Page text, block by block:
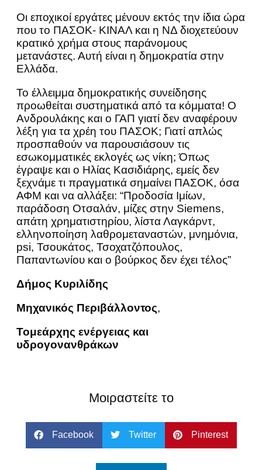
Οι εποχικοί εργάτες μένουν εκτός την ίδια ώρα
που το ΠΑΣΟΚ- ΚΙΝΑΛ και η ΝΔ διοχετεύουν
κρατικό χρήμα στους παράνομους
μετανάστες. Αυτή είναι η δημοκρατία στην
Ελλάδα.
Το έλλειμμα δημοκρατικής συνείδησης
προωθείται συστηματικά από τα κόμματα! Ο
Ανδρουλάκης και ο ΓΑΠ γιατί δεν αναφέρουν
λέξη για τα χρέη του ΠΑΣΟΚ; Γιατί απλώς
προσπαθούν να παρουσιάσουν τις
εσωκομματικές εκλογές ως νίκη; Όπως
έγραψε και ο Ηλίας Κασιδιάρης, εμείς δεν
ξεχνάμε τι πραγματικά σημαίνει ΠΑΣΟΚ, όσα
ΑΦΜ και να αλλάξει: “Προδοσία Ιμίων,
παράδοση Οτσαλάν, μίζες στην Siemens,
απάτη χρηματιστηρίου, λίστα Λαγκάρντ,
ελληνοποίηση λαθρομεταναστών, μνημόνια,
psi, Τσουκάτος, Τσοχατζόπουλος,
Παπαντωνίου και ο βούρκος δεν έχει τέλος”
Δήμος Κυριλίδης
Μηχανικός Περιβάλλοντος,
Τομεάρχης ενέργειας και
υδρογονανθράκων
Μοιραστείτε το
Facebook Twitter Pinterest